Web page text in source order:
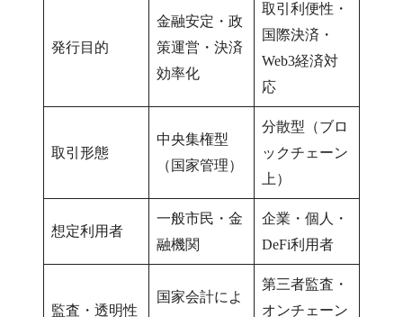
発行目的
金融安定・政
策運営・決済
効率化
取引利便性・
国際決済・
Web3経済対
応
取引形態
中央集権型
（国家管理）
分散型（ブロ
ックチェーン
上）
想定利用者
一般市民・金
融機関
企業・個人・
DeFi利用者
監査・透明性
国家会計によ
第三者監査・
オンチェーン